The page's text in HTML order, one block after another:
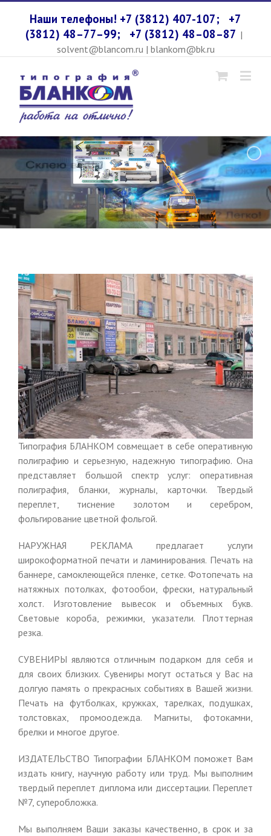
Наши телефоны! +7 (3812) 407-107; +7
(3812) 48–77–99; +7 (3812) 48–08–87 |
solvent@blancom.ru | blankom@bk.ru
Типография БЛАНКОМ совмещает в себе оперативную
полиграфию и серьезную, надежную типографию. Она
представляет большой спектр услуг: оперативная
полиграфия, бланки, журналы, карточки. Твердый
переплет, тиснение золотом и серебром,
фольгирование цветной фольгой.
НАРУЖНАЯ РЕКЛАМА предлагает услуги
широкоформатной печати и ламинирования. Печать на
баннере, самоклеющейся пленке, сетке. Фотопечать на
натяжных потолках, фотообои, фрески, натуральный
холст. Изготовление вывесок и объемных букв.
Световые короба, режимки, указатели. Плоттерная
резка.
СУВЕНИРЫ являются отличным подарком для себя и
для своих близких. Сувениры могут остаться у Вас на
долгую память о прекрасных событиях в Вашей жизни.
Печать на футболках, кружках, тарелках, подушках,
толстовках, промоодежда. Магниты, фотокамни,
брелки и многое другое.
ИЗДАТЕЛЬСТВО Типографии БЛАНКОМ поможет Вам
издать книгу, научную работу или труд. Мы выполним
твердый переплет диплома или диссертации. Переплет
№7, суперобложка.
Мы выполняем Ваши заказы качественно, в срок и за